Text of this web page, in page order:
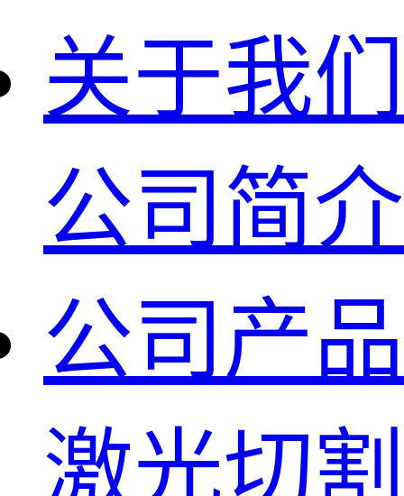
关于我们
公司简介
公司产品
激光切割